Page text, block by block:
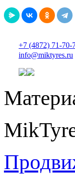
+7 (4872) 71-70-
info@miktyres.ru